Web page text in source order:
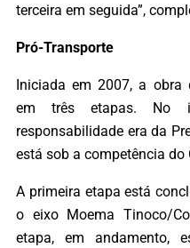
terceira em seguida”,
Pró-Transporte
Iniciada em 2007, a obra
em três etapas. No
responsabilidade era da
está sob a competência do
A primeira etapa está
o eixo Moema Tinoco/
etapa, em andamento,